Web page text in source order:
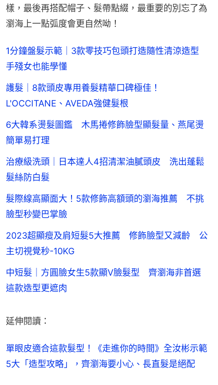
樣，最後再搭配帽子、髮帶點綴，最重要的別忘了為
瀏海上一點弧度會更自然呦！
1分鐘盤髮示範｜3款零技巧包頭打造隨性清涼造型
手殘女也能學懂
護髮｜8款頭皮專用養髮精華口碑極佳！
L'OCCITANE、AVEDA強健髮根
6大韓系燙髮圖鑑 木馬捲修飾臉型顯髮量、燕尾燙
簡單易打理
治療級洗頭｜日本達人4招清潔油膩頭皮 洗出蓬鬆
髮絲防白髮
髮際線高顯面大！5款修飾高額頭的瀏海推薦 不挑
臉型秒變巴掌臉
2023超顯瘦及肩短髮5大推薦 修飾臉型又減齡 公
主切視覺秒-10KG
中短髮｜方圓臉女生5款顯V臉髮型 齊瀏海非首選
這款造型更遮肉
延伸閱讀：
單眼皮適合這款髮型！《走進你的時間》全汝彬示範
5大「造型攻略」，齊瀏海要小心、長直髮是絕配